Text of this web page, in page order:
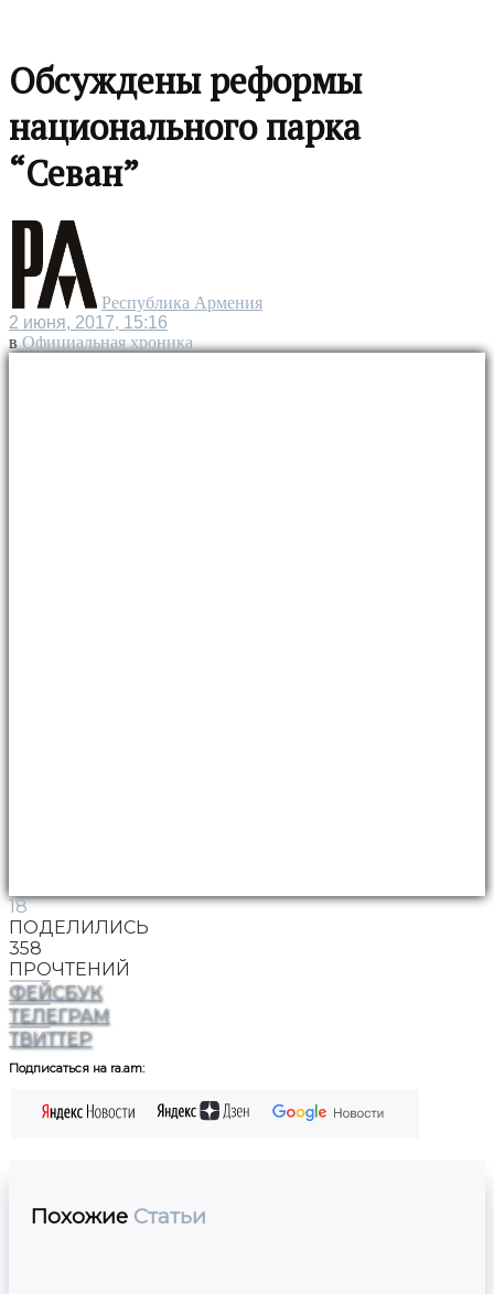
Обсуждены реформы
национального парка
“Севан”
Республика Армения
2 июня, 2017, 15:16
в Официальная хроника
18
ПОДЕЛИЛИСЬ
358
ПРОЧТЕНИЙ
ФЕЙСБУК
ТЕЛЕГРАМ
ТВИТТЕР
Подписаться на ra.am:
Похожие Статьи